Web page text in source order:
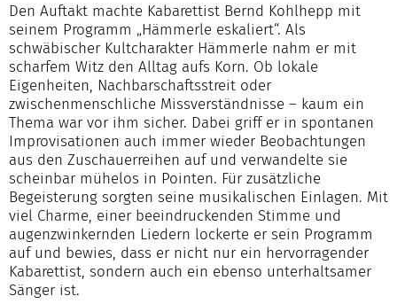
Den Auftakt machte Kabarettist Bernd Kohlhepp mit
seinem Programm „Hämmerle eskaliert“. Als
schwäbischer Kultcharakter Hämmerle nahm er mit
scharfem Witz den Alltag aufs Korn. Ob lokale
Eigenheiten, Nachbarschaftsstreit oder
zwischenmenschliche Missverständnisse – kaum ein
Thema war vor ihm sicher. Dabei griff er in spontanen
Improvisationen auch immer wieder Beobachtungen
aus den Zuschauerreihen auf und verwandelte sie
scheinbar mühelos in Pointen. Für zusätzliche
Begeisterung sorgten seine musikalischen Einlagen. Mit
viel Charme, einer beeindruckenden Stimme und
augenzwinkernden Liedern lockerte er sein Programm
auf und bewies, dass er nicht nur ein hervorragender
Kabarettist, sondern auch ein ebenso unterhaltsamer
Sänger ist.